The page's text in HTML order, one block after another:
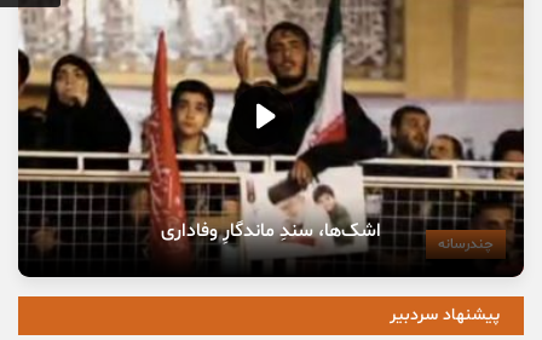
چندرسانه اشک‌ها، سندِ ماندگارِ وفاداری
پیشنهاد سردبیر